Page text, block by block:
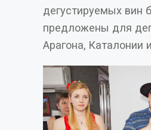
дегустируемых
предложены для